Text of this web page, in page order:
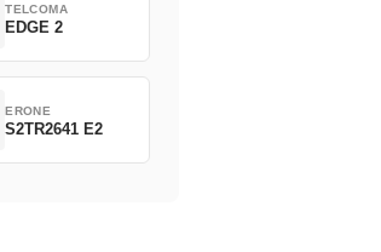
TELCOMA
EDGE 2
ERONE
S2TR2641 E2